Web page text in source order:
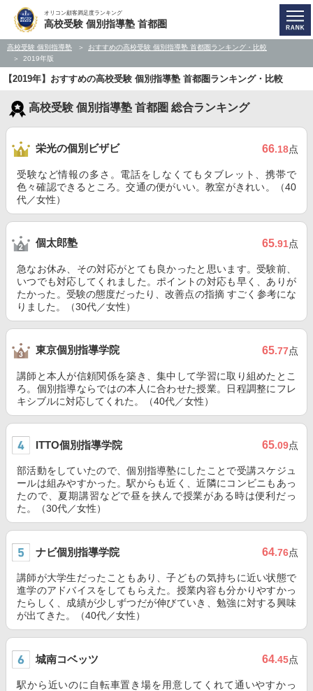
オリコン顧客満足度ランキング
高校受験 個別指導塾 首都圏
高校受験 個別指導塾
おすすめの高校受験 個別指導塾 首都圏ランキング・比較
2019年版
【2019年】おすすめの高校受験 個別指導塾 首都圏ランキング・比較
高校受験 個別指導塾 首都圏 総合ランキング
栄光の個別ビザビ 66.18点
受験など情報の多さ。電話をしなくてもタブレット、携帯で
色々確認できるところ。交通の便がいい。教室がきれい。（40
代／女性）
個太郎塾 65.91点
急なお休み、その対応がとても良かったと思います。受験前、
いつでも対応してくれました。ポイントの対応も早く、ありが
たかった。受験の態度だったり、改善点の指摘 すごく参考にな
りました。（30代／女性）
東京個別指導学院 65.77点
講師と本人が信頼関係を築き、集中して学習に取り組めたとこ
ろ。個別指導ならではの本人に合わせた授業。日程調整にフレ
キシブルに対応してくれた。（40代／女性）
ITTO個別指導学院 65.09点
部活動をしていたので、個別指導塾にしたことで受講スケジュ
ールは組みやすかった。駅からも近く、近隣にコンビニもあっ
たので、夏期講習などで昼を挟んで授業がある時は便利だっ
た。（30代／女性）
ナビ個別指導学院 64.76点
講師が大学生だったこともあり、子どもの気持ちに近い状態で
進学のアドバイスをしてもらえた。授業内容も分かりやすかっ
たらしく、成績が少しずつだが伸びていき、勉強に対する興味
が出てきた。（40代／女性）
城南コベッツ 64.45点
駅から近いのに自転車置き場を用意してくれて通いやすかっ